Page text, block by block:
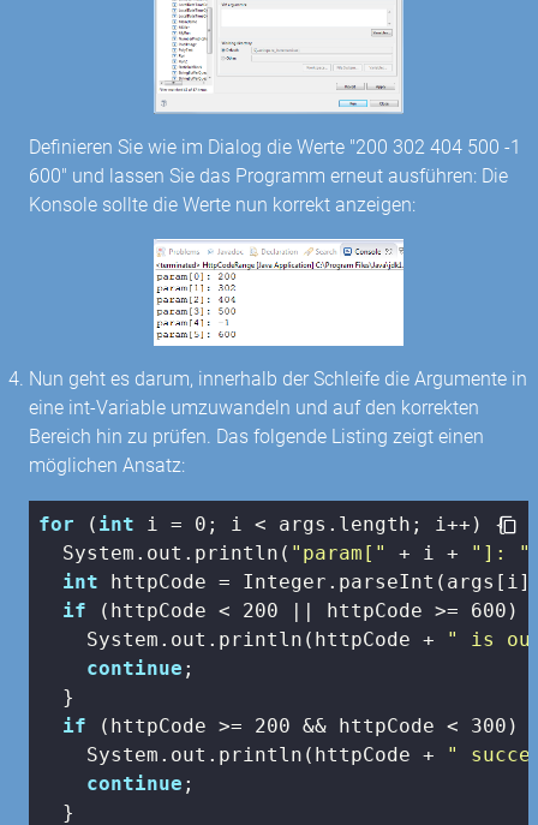
Definieren Sie wie im Dialog die Werte "200 302 404 500 -1
600" und lassen Sie das Programm erneut ausführen: Die
Konsole sollte die Werte nun korrekt anzeigen:
Nun geht es darum, innerhalb der Schleife die Argumente in
eine int-Variable umzuwandeln und auf den korrekten
Bereich hin zu prüfen. Das folgende Listing zeigt einen
möglichen Ansatz:
for ( int i = 0 ; i < args.length; i++) {
  System.out.println(
"param[" + i + "]: "
int httpCode =
if (httpCode < 200 || httpCode >= 600 )
    System.out.println(httpCode +
" is
continue ;
  }
if (httpCode >= 200 && httpCode < 300 )
    System.out.println(httpCode +
"
continue ;
  }